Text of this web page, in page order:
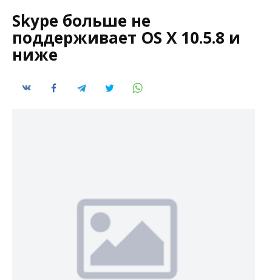
Skype больше не
поддерживает OS X 10.5.8 и
ниже